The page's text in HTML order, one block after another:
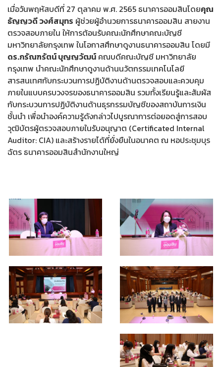
เมื่อวันพฤหัสบดีที่ 27 ตุลาคม พ.ศ. 2565 ธนาคารออมสินโดยคุณ
ธัญญวดี วงศ์สมุทร ผู้ช่วยผู้อำนวยการธนาคารออมสิน สายงาน
ตรวจสอบภายใน ให้การต้อนรับคณะนักศึกษาคณะบัญชี
มหาวิทยาลัยกรุงเทพ ในโอกาสศึกษาดูงานธนาคารออมสิน โดยมี
ดร.กรัณฑรัตน์ บุญญวัฒน์ คณบดีคณะบัญชี มหาวิทยาลัย
กรุงเทพ นำคณะนักศึกษาดูงานด้านนวัตกรรมเทคโนโลยี
สารสนเทศกับกระบวนการปฏิบัติงานด้านตรวจสอบและควบคุม
ภายในแบบครบวงจรของธนาคารออมสิน รวมทั้งเรียนรู้และสัมผัส
กับกระบวนการปฏิบัติงานด้านธุรกรรมบัญชีของสถาบันการเงิน
ชั้นนำ เพื่อนำองค์ความรู้ดังกล่าวไปบูรณาการต่อยอดสู่การสอบ
วุฒิบัตรผู้ตรวจสอบภายในรับอนุญาต (Certificated Internal
Auditor: CIA) และสร้างรายได้ที่ยั่งยืนในอนาคต ณ หอประชุมบุร
ฉัตร ธนาคารออมสินสำนักงานใหญ่